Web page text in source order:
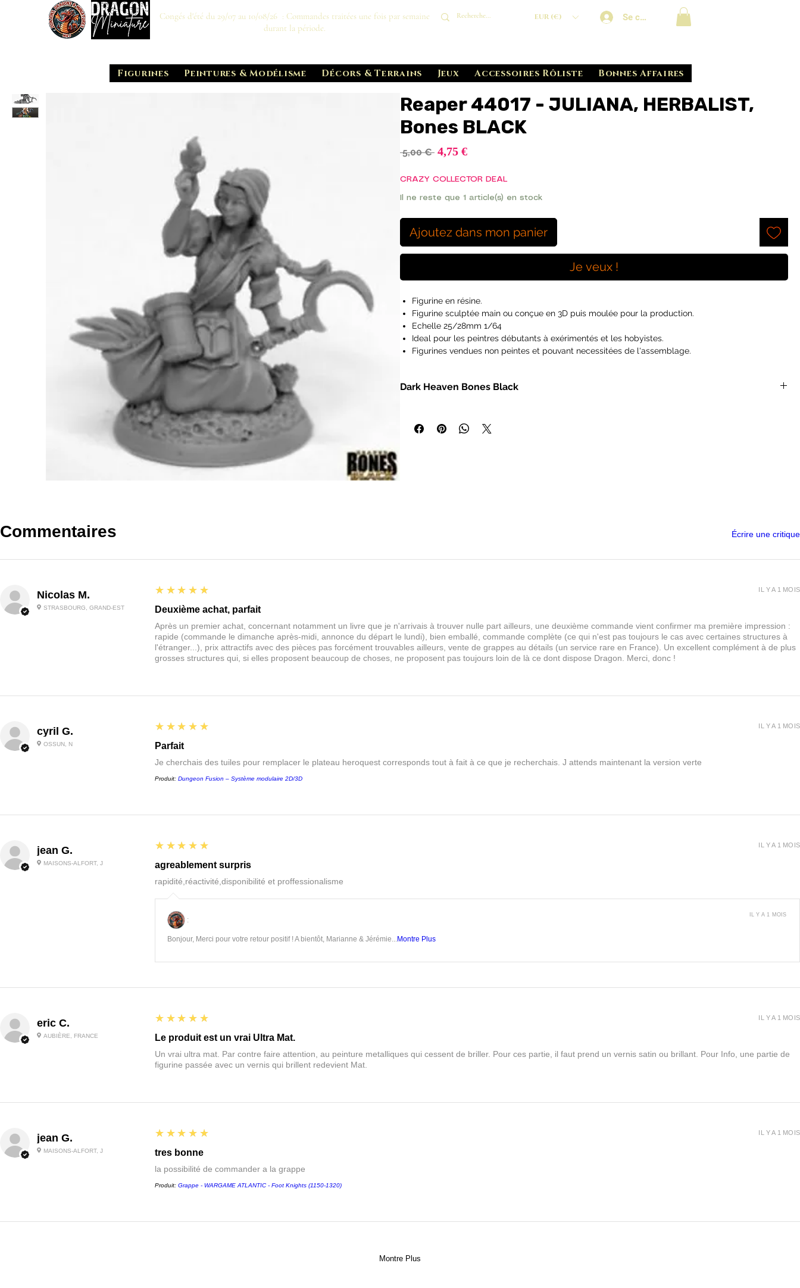
Congés d'été du 29/07 au 10/08/26 : Commandes traitées une fois par semaine
durant la période.
EUR (€) Se connecter
Figurines Peintures & Modélisme Décors & Terrains Jeux Accessoires Rôliste Bonnes Affaires
Reaper 44017 - JULIANA, HERBALIST,
Bones BLACK
5,00 € Prix
4,75 €Prix
CRAZY COLLECTOR DEAL
Il ne reste que 1 article(s) en stock
Ajoutez dans mon panier
Je veux !
Figurine en résine.
Figurine sculptée main ou conçue en 3D puis moulée pour la production.
Echelle 25/28mm 1/64
Ideal pour les peintres débutants à exérimentés et les hobyistes.
Figurines vendues non peintes et pouvant necessitées de l'assemblage.
Frostgrave, Savage Worlds, Ranger Of The Shadow Deep...
Dark Heaven Bones Black
- Bases intégrales
- Modèles polymères non peints
Commentaires Écrire une critique
Nicolas M.
STRASBOURG, GRAND-EST
5
★★★★★
Deuxième achat, parfait
Après un premier achat, concernant notamment un livre que je n'arrivais à trouver nulle part ailleurs, une deuxième commande vient confirmer ma première impression :
rapide (commande le dimanche après-midi, annonce du départ le lundi), bien emballé, commande complète (ce qui n'est pas toujours le cas avec certaines structures à
l'étranger...), prix attractifs avec des pièces pas forcément trouvables ailleurs, vente de grappes au détails (un service rare en France). Un excellent complément à de plus
grosses structures qui, si elles proposent beaucoup de choses, ne proposent pas toujours loin de là ce dont dispose Dragon. Merci, donc !
IL Y A 1 MOIS
cyril G.
OSSUN, N
5
★★★★★
Parfait
Je cherchais des tuiles pour remplacer le plateau heroquest corresponds tout à fait à ce que je recherchais. J attends maintenant la version verte
Produit: Dungeon Fusion – Système modulaire 2D/3D
IL Y A 1 MOIS
jean G.
MAISONS-ALFORT, J
5
★★★★★
agreablement surpris
rapidité,réactivité,disponibilité et proffessionalisme
IL Y A 1 MOIS
:
Bonjour, Merci pour votre retour positif ! A bientôt, Marianne & Jérémie...Montre Plus
IL Y A 1 MOIS
eric C.
AUBIÈRE, FRANCE
5
★★★★★
Le produit est un vrai Ultra Mat.
Un vrai ultra mat. Par contre faire attention, au peinture metalliques qui cessent de briller. Pour ces partie, il faut prend un vernis satin ou brillant. Pour Info, une partie de
figurine passée avec un vernis qui brillent redevient Mat.
IL Y A 1 MOIS
jean G.
MAISONS-ALFORT, J
5
★★★★★
tres bonne
la possibilité de commander a la grappe
Produit: Grappe - WARGAME ATLANTIC - Foot Knights (1150-1320)
IL Y A 1 MOIS
Montre Plus